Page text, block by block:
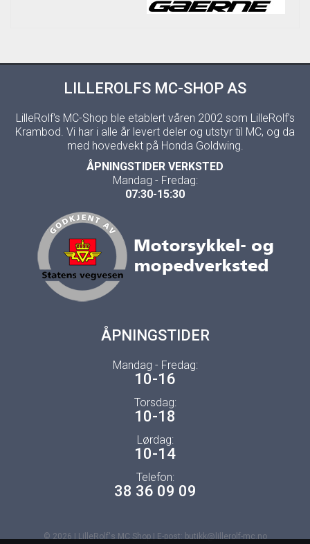
LILLEROLFS MC-SHOP AS
LilleRolf's MC-Shop ble etablert våren 2002 som LilleRolf's
Krambod. Vi har i alle år levert deler og utstyr til MC, og da
med hovedvekt på Honda Goldwing.
ÅPNINGSTIDER VERKSTED
Mandag - Fredag:
07:30-15:30
ÅPNINGSTIDER
Mandag - Fredag:
10-16
Torsdag:
10-18
Lørdag:
10-14
Telefon:
38 36 09 09
© 2026 | LilleRolf's MC Shop | E-post: butikk@lillerolf-mc.no